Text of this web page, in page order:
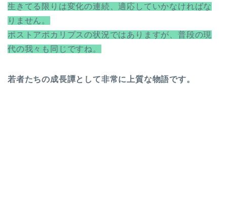
生きてる限りは変化の連続、適応していかなければな
りません。
ポストアポカリプスの状況ではありますが、普段の現
代の我々も同じですね。
若者たちの成長譚として非常に上質な物語です。